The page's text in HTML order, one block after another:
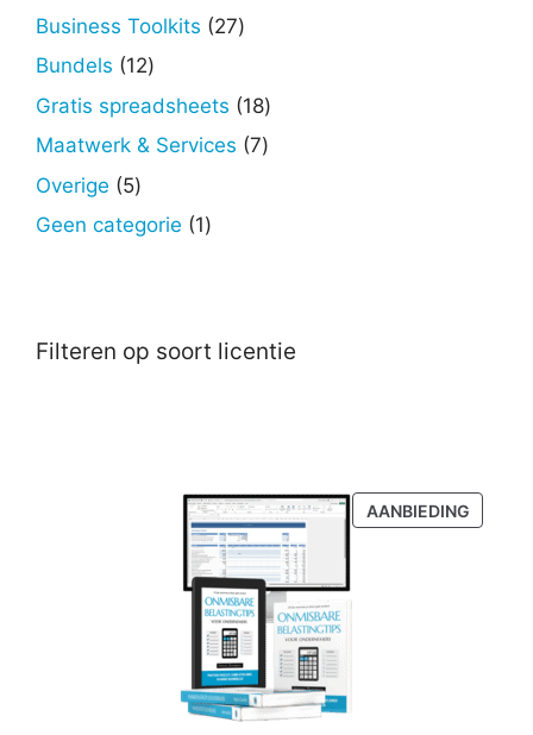
producten
Business Toolkits 2727
Bundels 1212
producten
Gratis spreadsheets 1818
producten
Maatwerk & Services 77
Overige 55
producten
Geen categorie 11
Filteren op soort licentie
AANBIEDING
IN